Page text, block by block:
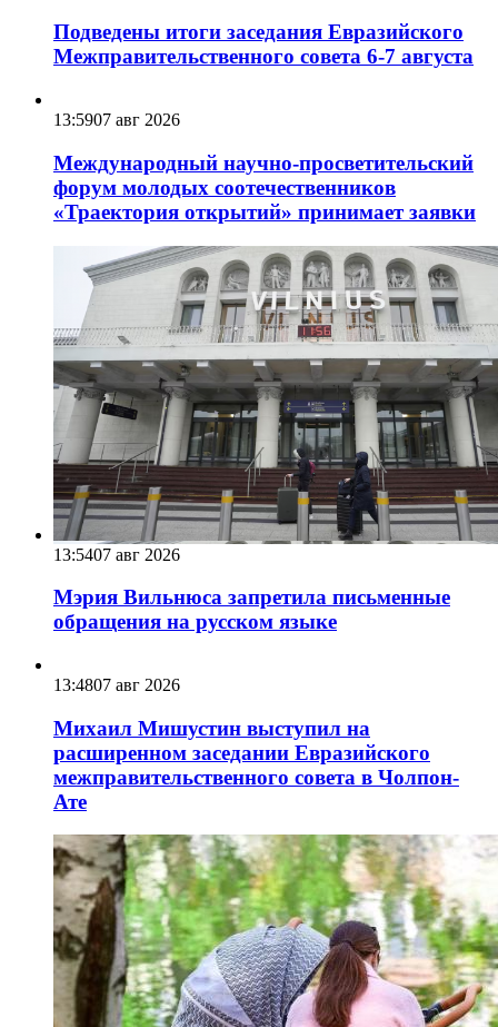
Подведены итоги заседания Евразийского
Межправительственного совета 6-7 августа
13:5907 авг 2026
Международный научно-просветительский
форум молодых соотечественников
«Траектория открытий» принимает заявки
13:5407 авг 2026
Мэрия Вильнюса запретила письменные
обращения на русском языке
13:4807 авг 2026
Михаил Мишустин выступил на
расширенном заседании Евразийского
межправительственного совета в Чолпон-
Ате